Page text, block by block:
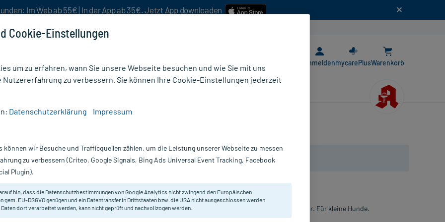
Im Web ab 55€ | In der App ab 35€. Jetzt App downloaden
AnmeldenmycarePlusWarenkorb
Nur für kurze Zeit:Gratis-Versand* ab 19€ Mindestbestellwert!
15 kg, 2 ml Petvital
Zur Abwehr von Zecken, Flöhen, Läusen und anderem Ungeziefer. Für kleine Hunde.
Cookie-Einstellungen
um zu erfahren, wann Sie unsere Webseite besuchen und wie Sie mit uns
Nutzererfahrung zu verbessern. Sie können Ihre Cookie-Einstellungen jederzeit
Datenschutzerklärung Impressum
können wir Besuche und Trafficquellen zählen, um die Leistung unserer Webseite zu messen
zu verbessern (Criteo, Google Signals, Bing Ads Universal Event Tracking, Facebook
Plugin).
hin, dass die Datenschutzbestimmungen vonGoogle Analytics nicht zwingend den Europäischen
gem. EU-DSGVO genügen und ein Datentransfer in Drittstaaten bzw. die USA nicht ausgeschlossen werden
Daten dort verarbeitet werden, kann nicht geprüft und nachvollzogen werden.